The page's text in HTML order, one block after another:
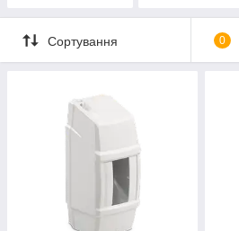
Сортування 0